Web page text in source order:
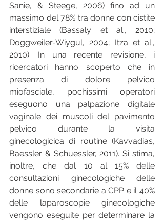
Sanie, & Steege, 2006) fino ad un
massimo del 78% tra donne con cistite
interstiziale (Bassaly et al., 2010;
Doggweiler-Wiygul, 2004; Itza et al.,
2010). In una recente revisione, i
ricercatori hanno scoperto che in
presenza di dolore pelvico
miofasciale, pochissimi operatori
eseguono una palpazione digitale
vaginale dei muscoli del pavimento
pelvico durante la visita
ginecologicica di routine (Kavvadias,
Baessler & Schuessler, 2011). Si stima,
inoltre, che dal 10 al 15% delle
consultazioni ginecologiche delle
donne sono secondarie a CPP e il 40%
delle laparoscopie ginecologiche
vengono eseguite per determinare la